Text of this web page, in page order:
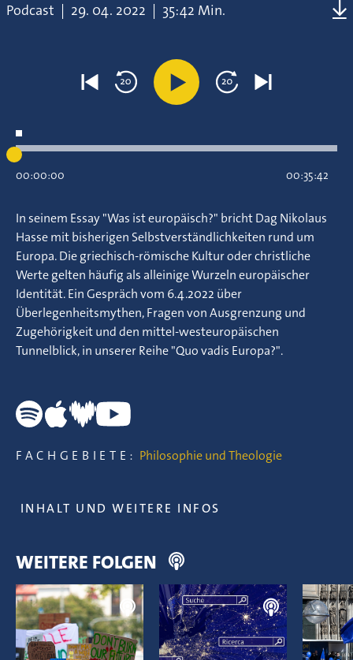
Podcast | 29. 04. 2022 | 35:42 Min.
00:00:00 00:35:42
In seinem Essay "Was ist europäisch?" bricht Dag Nikolaus
Hasse mit bisherigen Selbstverständlichkeiten rund um
Europa. Die griechisch-römische Kultur oder christliche
Werte gelten häufig als alleinige Wurzeln europäischer
Identität. Ein Gespräch vom 6.4.2022 über
Überlegenheitsmythen, Fragen von Ausgrenzung und
Zugehörigkeit und den mittel-westeuropäischen
Tunnelblick, in unserer Reihe "Quo vadis Europa?".
FACHGEBIETE: Philosophie und Theologie
INHALT UND WEITERE INFOS
WEITERE FOLGEN